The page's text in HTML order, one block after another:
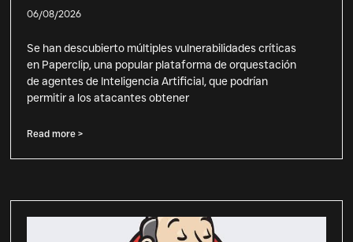
06/08/2026
Se han descubierto múltiples vulnerabilidades críticas
en Paperclip, una popular plataforma de orquestación
de agentes de Inteligencia Artificial, que podrían
permitir a los atacantes obtener
Read more >